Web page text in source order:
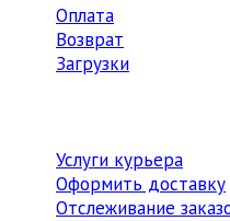
Оплата
Возврат
Загрузки
Услуги курьера
Оформить доставку
Отслеживание